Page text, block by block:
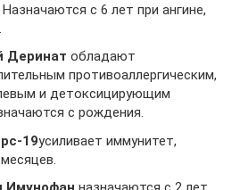
с 6 лет при ангине,
Деринат обладают
противоаллергическим,
и детоксицирующим
с рождения.
19усиливает иммунитет,